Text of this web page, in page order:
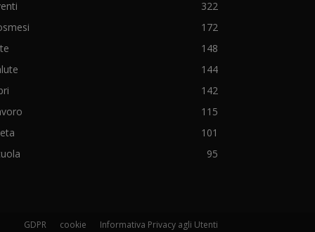
322
172
148
144
142
115
101
95
GDPR cookie Informativa Privacy agli Utenti